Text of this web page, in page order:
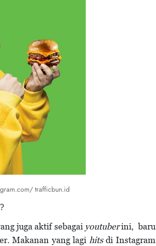
trafficbun.id
juga aktif sebagai youtuberini, baru
Makanan yang lagi hitsdi Instagram